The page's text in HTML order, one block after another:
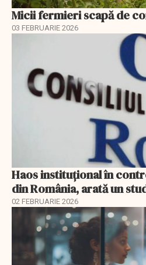
Micii fermieri scapă de
03 FEBRUARIE 2026
Haos instituțional în
din România, arată un
02 FEBRUARIE 2026